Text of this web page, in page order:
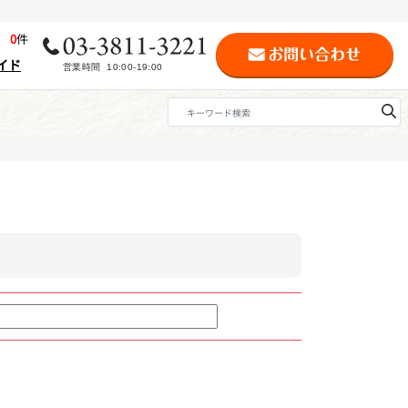
0件
ド